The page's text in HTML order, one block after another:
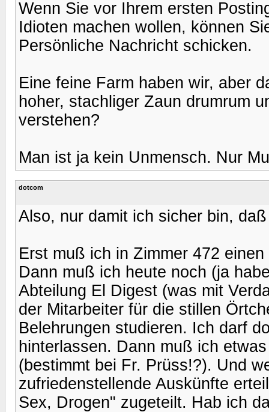
Wenn Sie vor Ihrem ersten
Idioten machen wollen, können
Persönliche Nachricht schicken.
Eine feine Farm haben wir, aber
hoher, stachliger Zaun drumrum
verstehen?
Man ist ja kein Unmensch. Nur
dotcom
Also, nur damit ich sicher bin,
Erst muß ich in Zimmer 472
Dann muß ich heute noch (ja
Abteilung El Digest (was mit
der Mitarbeiter für die stillen
Belehrungen studieren. Ich darf
hinterlassen. Dann muß ich
(bestimmt bei Fr. Prüss!?). Und
zufriedenstellende Auskünfte
Sex, Drogen" zugeteilt. Hab ich